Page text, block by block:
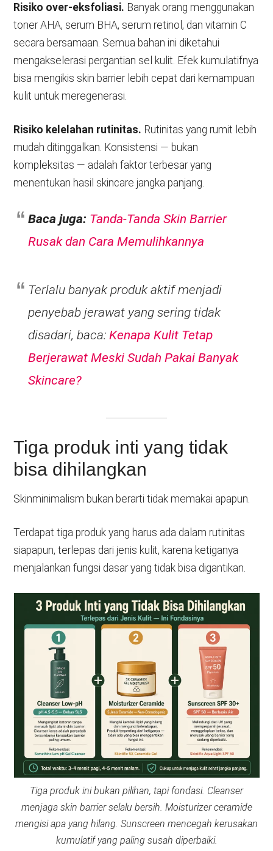
Risiko over-eksfoliasi. Banyak orang menggunakan
toner AHA, serum BHA, serum retinol, dan vitamin C
secara bersamaan. Semua bahan ini diketahui
mengakselerasi pergantian sel kulit. Efek kumulatifnya
bisa mengikis skin barrier lebih cepat dari kemampuan
kulit untuk meregenerasi.
Risiko kelelahan rutinitas. Rutinitas yang rumit lebih
mudah ditinggalkan. Konsistensi — bukan
kompleksitas — adalah faktor terbesar yang
menentukan hasil skincare jangka panjang.
Baca juga: Tanda-Tanda Skin Barrier
Rusak dan Cara Memulihkannya
Terlalu banyak produk aktif menjadi
penyebab jerawat yang sering tidak
disadari, baca:Kenapa Kulit Tetap
Berjerawat Meski Sudah Pakai Banyak
Skincare?
Tiga produk inti yang tidak
bisa dihilangkan
Skinminimalism bukan berarti tidak memakai apapun.
Terdapat tiga produk yang harus ada dalam rutinitas
siapapun, terlepas dari jenis kulit, karena ketiganya
menjalankan fungsi dasar yang tidak bisa digantikan.
Tiga produk ini bukan pilihan, tapi fondasi. Cleanser
menjaga skin barrier selalu bersih. Moisturizer ceramide
mengisi apa yang hilang. Sunscreen mencegah kerusakan
kumulatif yang paling susah diperbaiki.